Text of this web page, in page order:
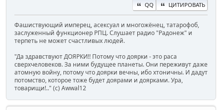
QQ ЦИТИРОВАТЬ
Фашиствующий имперец, асексуал и многожёнец, татарофоб,
заслуженный функционер РПЦ. Слушает радио "Радонеж" и
терпеть не может счастливых людей.
"Да здравствуют ДОЯРКИ!! Потому что доярки - это раса
сверхчеловеков. За ними будущее планеты. Они переживут даже
атомную войну, потому что доярки вечны, ибо хтоничны. И дадут
потомство, которое тоже будет доярами и доярками. Ура,
товарищи!.." (c) Awwal12